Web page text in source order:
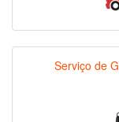
Serviço de